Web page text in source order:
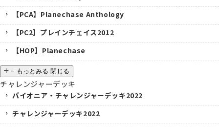
【PCA】Planechase Anthology
【PC2】プレインチェイス2012
【HOP】Planechase
− もっとみる 閉じる
チャレンジャーデッキ
パイオニア・チャレンジャーデッキ2022
チャレンジャーデッキ2022